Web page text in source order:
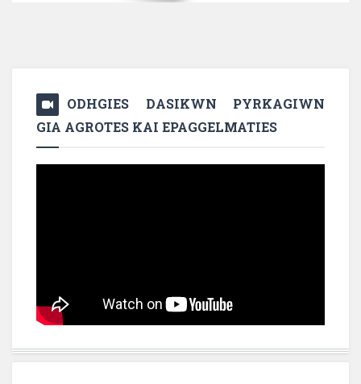
ODHGIES DASIKWN PYRKAGIWN
GIA AGROTES KAI EPAGGELMATIES